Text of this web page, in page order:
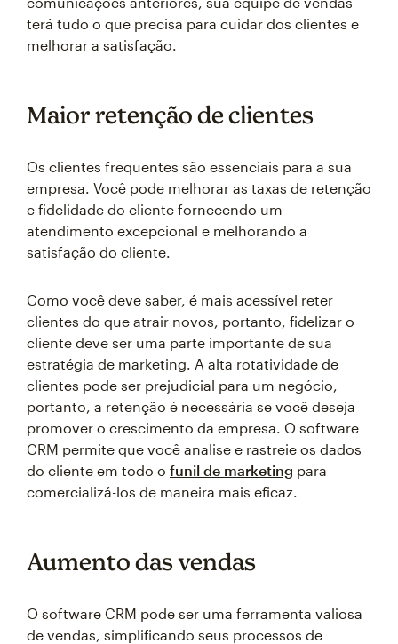
terá tudo o que precisa para cuidar dos clientes e
melhorar a satisfação.
Maior retenção de clientes
Os clientes frequentes são essenciais para a sua
empresa. Você pode melhorar as taxas de retenção
e fidelidade do cliente fornecendo um
atendimento excepcional e melhorando a
satisfação do cliente.
Como você deve saber, é mais acessível reter
clientes do que atrair novos, portanto, fidelizar o
cliente deve ser uma parte importante de sua
estratégia de marketing. A alta rotatividade de
clientes pode ser prejudicial para um negócio,
portanto, a retenção é necessária se você deseja
promover o crescimento da empresa. O software
CRM permite que você analise e rastreie os dados
do cliente em todo o funil de marketing para
comercializá-los de maneira mais eficaz.
Aumento das vendas
O software CRM pode ser uma ferramenta valiosa
de vendas, simplificando seus processos de